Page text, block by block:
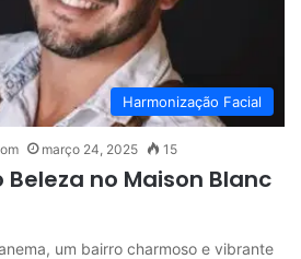
Harmonização Facial
março 24, 2025 15
no Maison Blanc
um bairro charmoso e vibrante